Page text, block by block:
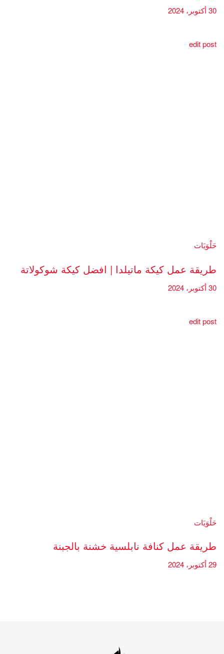
30 أكتوبر، 2024
edit post
حَلْوَيَات
طريقة عمل كيكة ماتيلدا | افضل كيكة شوكولاتة
30 أكتوبر، 2024
edit post
حَلْوَيَات
طريقة عمل كنافة نابلسية خشنة بالجبنة
29 أكتوبر، 2024